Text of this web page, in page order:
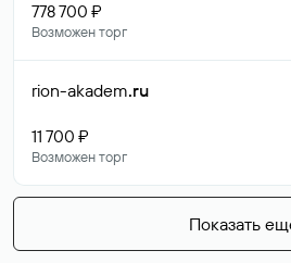
778 700 ₽
Возможен торг
rion-akadem.ru
11 700 ₽
Возможен торг
Показать